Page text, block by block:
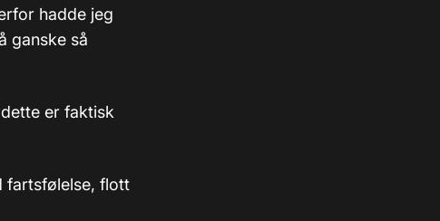
hadde jeg
ganske så
er faktisk
fartsfølelse, flott